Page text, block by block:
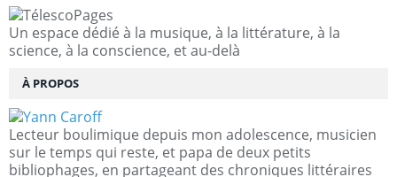
Un espace dédié à la musique, à la littérature, à la
science, à la conscience, et au-delà
À PROPOS
Lecteur boulimique depuis mon adolescence, musicien
sur le temps qui reste, et papa de deux petits
bibliophages, en partageant des chroniques littéraires